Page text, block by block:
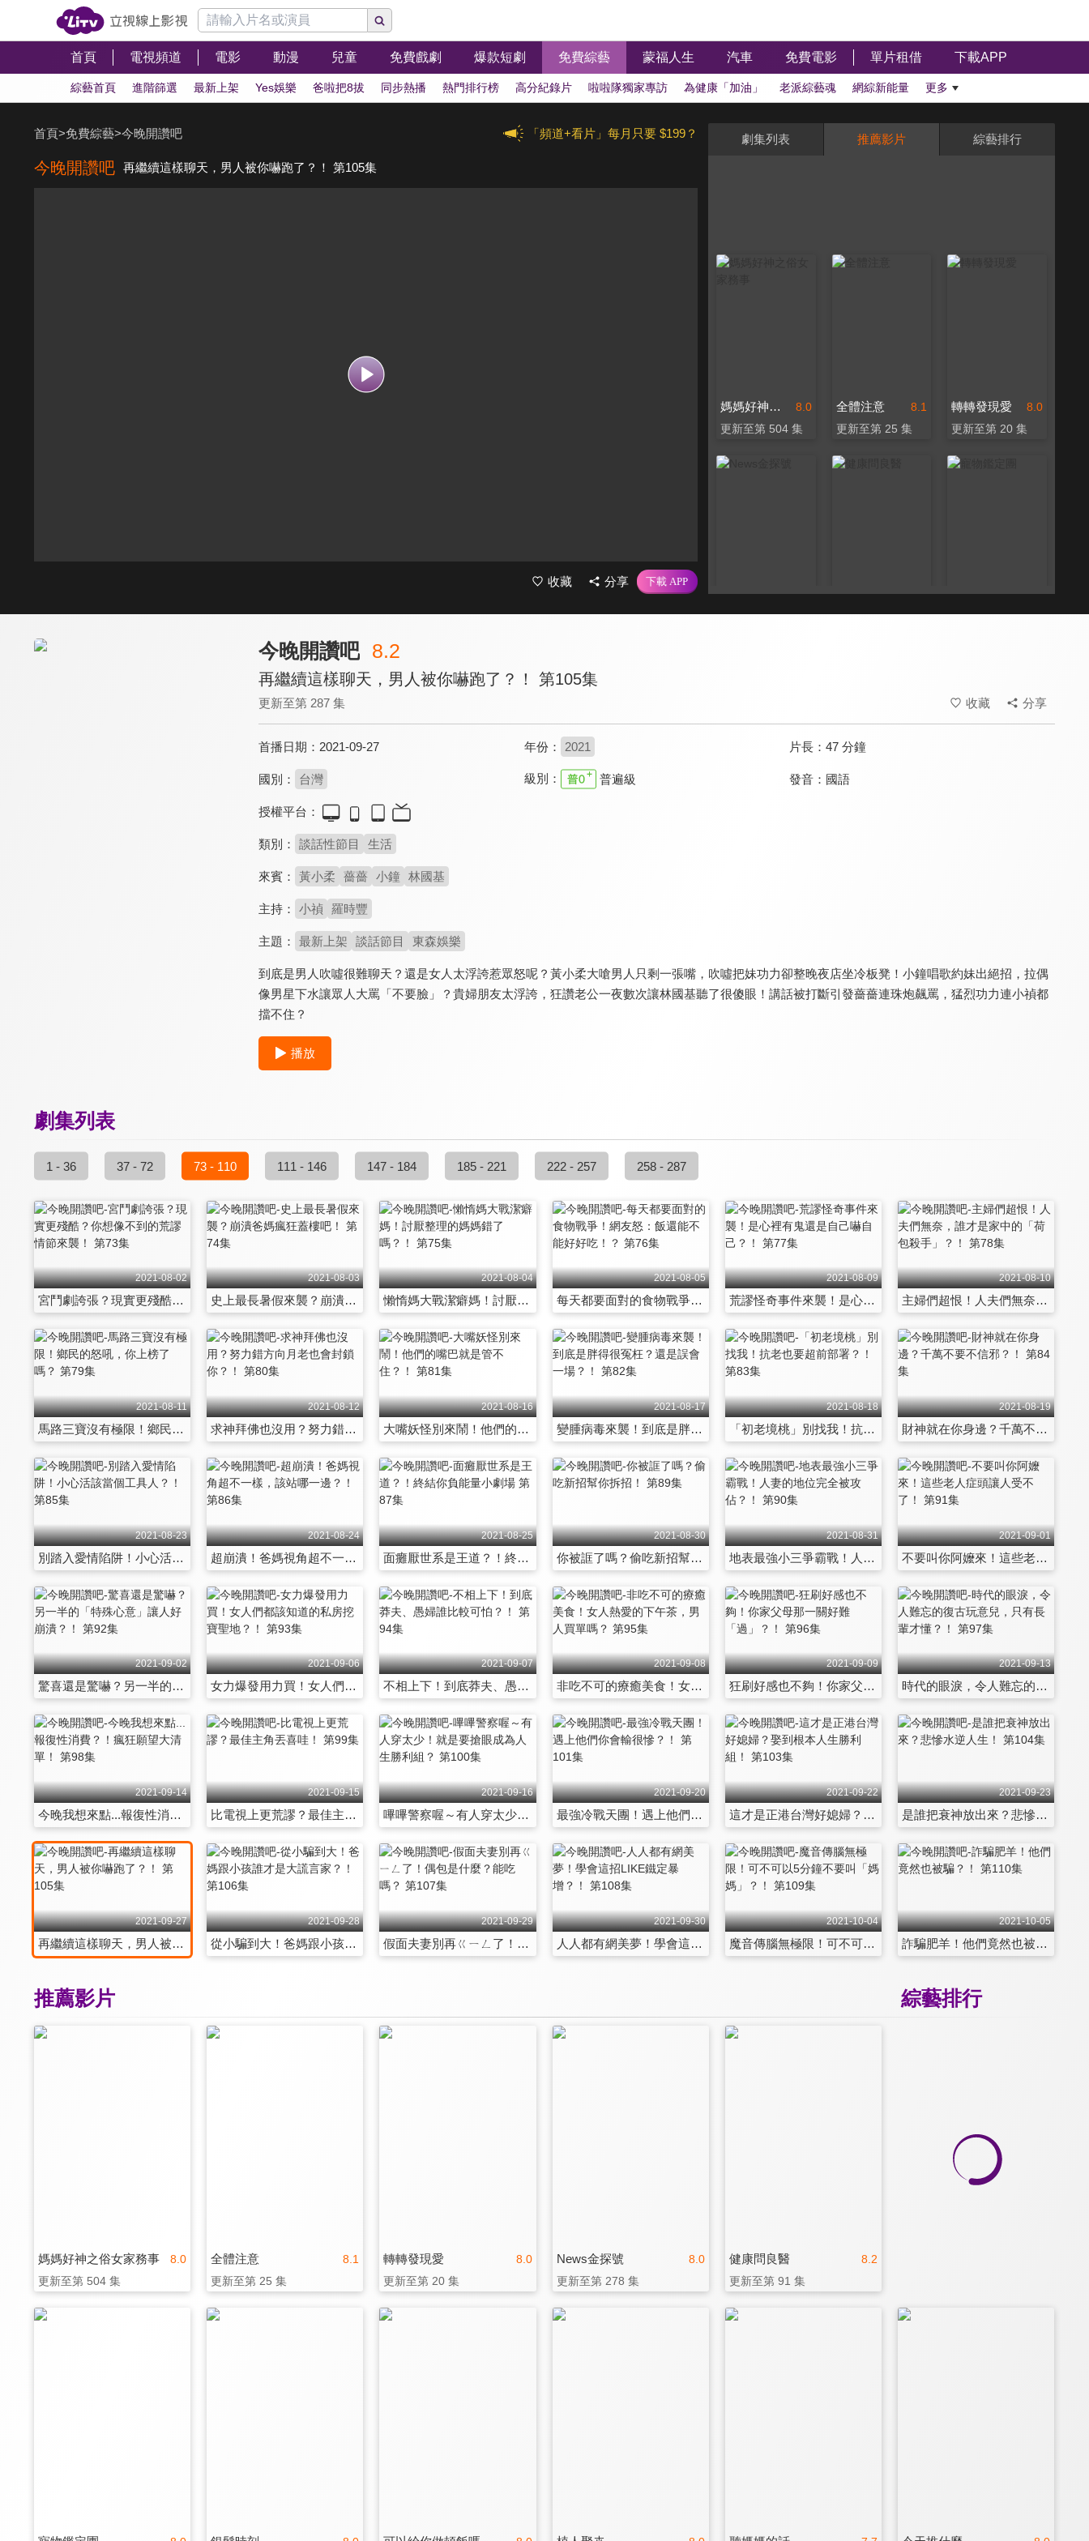
首頁 電視頻道 電影 動漫 兒童 免費戲劇 爆款短劇 免費綜藝 蒙福人生 汽車 免費電影 單片租借 下載APP
綜藝首頁 進階篩選 最新上架 Yes娛樂 爸啦把8拔 同步熱播 熱門排行榜 高分紀錄片 啦啦隊獨家專訪 為健康「加油」 老派綜藝魂 網綜新能量 更多
「頻道+看片」每月只要 $199？
首頁>免費綜藝>今晚開讚吧
今晚開讚吧 再繼續這樣聊天，男人被你嚇跑了？！ 第105集
收藏 分享
劇集列表 推薦影片 綜藝排行
8.0
媽媽好神之俗女家務事
更新至第 504 集
8.1
全體注意
更新至第 25 集
8.0
轉轉發現愛
更新至第 20 集
今晚開讚吧 8.2
再繼續這樣聊天，男人被你嚇跑了？！ 第105集
更新至第 287 集 收藏 分享
首播日期： 2021-09-27 年份： 2021 片長：47 分鐘
國別： 台灣 級別： 普遍級 發音： 國語
授權平台：
類別： 談話性節目 生活
來賓： 黃小柔 薔薔 小鐘 林國基
主持： 小禎 羅時豐
主題： 最新上架 談話節目 東森娛樂
到底是男人吹噓很難聊天？還是女人太浮誇惹眾怒呢？黃小柔大嗆男人只剩一張嘴，吹噓把妹功力卻整晚夜店坐冷板凳！小鐘唱歌約妹出絕招，拉偶
像男星下水讓眾人大罵「不要臉」？貴婦朋友太浮誇，狂讚老公一夜數次讓林國基聽了很傻眼！講話被打斷引發薔薔連珠炮飆罵，猛烈功力連小禎都
擋不住？
播放
劇集列表
1 - 36 37 - 72 73 - 110 111 - 146 147 - 184 185 - 221 222 - 257 258 - 287
2021-08-02
宮鬥劇誇張？現實更殘酷？你想像不到的荒謬情節來襲！ 第73集
2021-08-03
史上最長暑假來襲？崩潰爸媽瘋狂蓋樓吧！ 第74集
2021-08-04
懶惰媽大戰潔癖媽！討厭整理的媽媽錯了嗎？！ 第75集
2021-08-05
每天都要面對的食物戰爭！網友怒：飯還能不能好好吃！？ 第76集
2021-08-09
荒謬怪奇事件來襲！是心裡有鬼還是自己嚇自己？！ 第77集
2021-08-10
主婦們超恨！人夫們無奈，誰才是家中的「荷包殺手」？！ 第78集
2021-08-11
馬路三寶沒有極限！鄉民的怒吼，你上榜了嗎？ 第79集
2021-08-12
求神拜佛也沒用？努力錯方向月老也會封鎖你？！ 第80集
2021-08-16
大嘴妖怪別來鬧！他們的嘴巴就是管不住？！ 第81集
2021-08-17
變腫病毒來襲！到底是胖得很冤枉？還是誤會一場？！ 第82集
2021-08-18
「初老境桃」別找我！抗老也要超前部署？！ 第83集
2021-08-19
財神就在你身邊？千萬不要不信邪？！ 第84集
2021-08-23
別踏入愛情陷阱！小心活該當個工具人？！ 第85集
2021-08-24
超崩潰！爸媽視角超不一樣，該站哪一邊？！ 第86集
2021-08-25
面癱厭世系是王道？！終結你負能量小劇場 第87集
2021-08-30
你被誆了嗎？偷吃新招幫你拆招！ 第89集
2021-08-31
地表最強小三爭霸戰！人妻的地位完全被攻佔？！ 第90集
2021-09-01
不要叫你阿嬤來！這些老人症頭讓人受不了！ 第91集
2021-09-02
驚喜還是驚嚇？另一半的「特殊心意」讓人好崩潰？！ 第92集
2021-09-06
女力爆發用力買！女人們都該知道的私房挖寶聖地？！ 第93集
2021-09-07
不相上下！到底莽夫、愚婦誰比較可怕？！ 第94集
2021-09-08
非吃不可的療癒美食！女人熱愛的下午茶，男人買單嗎？ 第95集
2021-09-09
狂刷好感也不夠！你家父母那一關好難「過」？！ 第96集
2021-09-13
時代的眼淚，令人難忘的復古玩意兒，只有長輩才懂？！ 第97集
2021-09-14
今晚我想來點...報復性消費？！瘋狂願望大清單！ 第98集
2021-09-15
比電視上更荒謬？最佳主角丟喜哇！ 第99集
2021-09-16
嗶嗶警察喔～有人穿太少！就是要搶眼成為人生勝利組？ 第100集
2021-09-20
最強冷戰天團！遇上他們你會輸很慘？！ 第101集
2021-09-22
這才是正港台灣好媳婦？娶到根本人生勝利組！ 第103集
2021-09-23
是誰把衰神放出來？悲慘水逆人生！ 第104集
2021-09-27
再繼續這樣聊天，男人被你嚇跑了？！ 第105集
2021-09-28
從小騙到大！爸媽跟小孩誰才是大謊言家？！ 第106集
2021-09-29
假面夫妻別再ㄍㄧㄥ了！偶包是什麼？能吃嗎？ 第107集
2021-09-30
人人都有網美夢！學會這招LIKE鐵定暴增？！ 第108集
2021-10-04
魔音傳腦無極限！可不可以5分鐘不要叫「媽媽」？！ 第109集
2021-10-05
詐騙肥羊！他們竟然也被騙？！ 第110集
綜藝排行
推薦影片
8.0
媽媽好神之俗女家務事
更新至第 504 集
8.1
全體注意
更新至第 25 集
8.0
轉轉發現愛
更新至第 20 集
8.0
News金探號
更新至第 278 集
8.2
健康問良醫
更新至第 91 集